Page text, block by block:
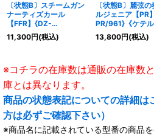
〔状態B〕スチームガン
ナーティズカール
【FFR】{DZ-
BT01/FFR05}《ダーク
ステイツ》
11,300円(税込)
〔状態B〕麗弦
ルジェニア【PR
PR/961}《ケテル
チュアリ》
13,800円(税込)
※コチラの在庫数は通販の在庫数
庫とは異なります。
商品の状態表記についての詳細は
方は必ずご確認下さい）
※商品名に記載されている型番の商品